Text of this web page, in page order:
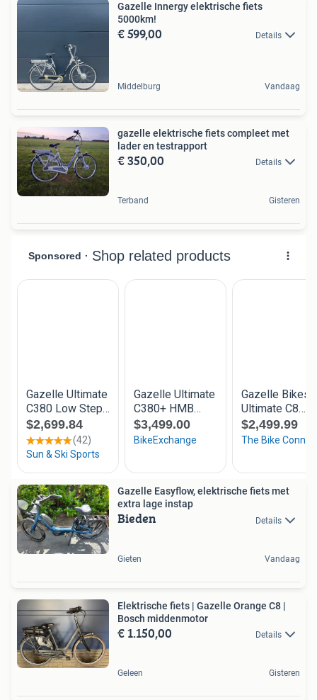
Gazelle Innergy elektrische fiets
5000km!
€ 599,00 Details
Middelburg Vandaag
gazelle elektrische fiets compleet met
lader en testrapport
€ 350,00 Details
Terband Gisteren
Gazelle Easyflow, elektrische fiets met
extra lage instap
Bieden Details
Gieten Vandaag
Elektrische fiets | Gazelle Orange C8 |
Bosch middenmotor
€ 1.150,00 Details
Geleen Gisteren